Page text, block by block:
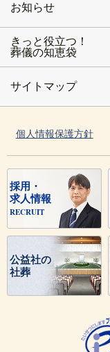
お知らせ
きっと役立つ！
葬儀の知恵袋
サイトマップ
個人情報保護方針
採用・
求人情報
RECRUIT
公益社の
社葬